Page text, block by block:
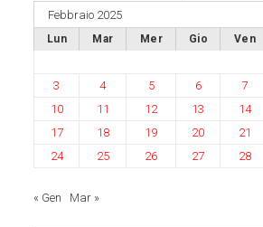
Febbraio 2025
Lun Mar Mer Gio Ven
3
4 5 6 7
10
11 12 13 14
17
18 19 20 21
24
25 26 27 28
« Gen Mar »